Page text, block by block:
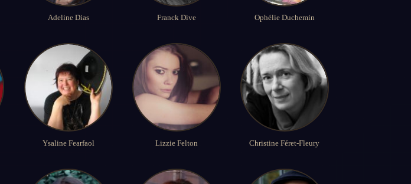
Adeline Dias Franck Dive Ophélie Duchemin
Ysaline Fearfaol Lizzie Felton Christine Féret-Fleury